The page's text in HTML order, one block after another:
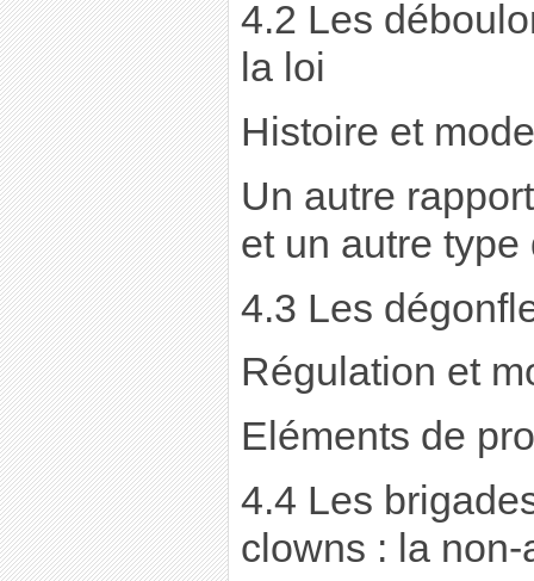
4.2 Les
la loi
Histoire et
Un autre
et un autre
4.3 Les
Régulation et
Eléments de
4.4 Les
clowns : la